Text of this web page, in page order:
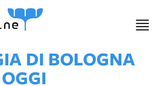
DI BOLOGNA